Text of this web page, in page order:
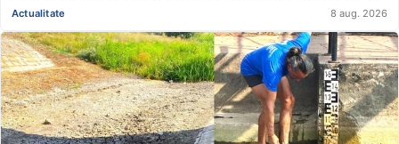
Actualitate 8 aug. 2026